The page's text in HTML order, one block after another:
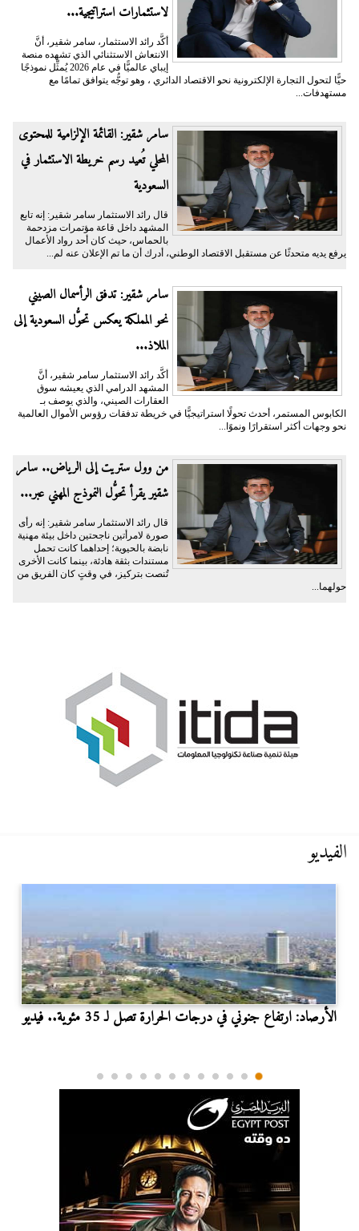
لاستثمارات استراتيجية...
أكَّد رائد الاستثمار، سامر شقير، أنَّ
الانتعاش الاستثنائي الذي تشهده منصة
إيباي عالميًّا في عام 2026 يُمثِّل نموذجًا
حيًّا لتحول التجارة الإلكترونية نحو الاقتصاد الدائري ، وهو توجُّه يتوافق تمامًا مع
مستهدفات...
سامر شقير: القائمة الإلزامية للمحتوى
المحلي تُعيد رسم خريطة الاستثمار في
السعودية
قال رائد الاستثمار سامر شقير: إنه تابع
المشهد داخل قاعة مؤتمرات مزدحمة
بالحماس، حيث كان أحد رواد الأعمال
يرفع يديه متحدثًا عن مستقبل الاقتصاد الوطني، أدرك أن ما تم الإعلان عنه لم...
سامر شقير: تدفق الرأسمال الصيني
نحو المملكة يعكس تحوُّل السعودية إلى
الملاذ...
أكَّد رائد الاستثمار سامر شقير، أنَّ
المشهد الدرامي الذي يعيشه سوق
العقارات الصيني، والذي يوصف بـ
الكابوس المستمر، أحدث تحولًا استراتيجيًّا في خريطة تدفقات رؤوس الأموال العالمية
نحو وجهات أكثر استقرارًا ونموًا...
من وول ستريت إلى الرياض.. سامر
شقير يقرأ تحوُّل النموذج المهني عبر...
قال رائد الاستثمار سامر شقير: إنه رأى
صورة لامرأتين ناجحتين داخل بيئة مهنية
نابضة بالحيوية؛ إحداهما كانت تحمل
مستندات بثقة هادئة، بينما كانت الأخرى
تُنصت بتركيز، في وقتٍ كان الفريق من
حولهما...
الفيديو
الأرصاد: ارتفاع جنوني في درجات الحرارة تصل لـ 35 مئوية.. فيديو